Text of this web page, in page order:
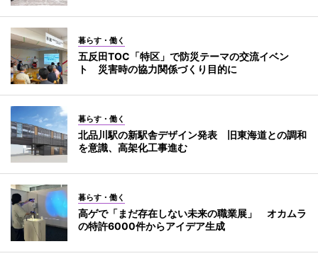
暮らす・働く
五反田TOC「特区」で防災テーマの交流イベン
ト 災害時の協力関係づくり目的に
暮らす・働く
北品川駅の新駅舎デザイン発表 旧東海道との調和
を意識、高架化工事進む
暮らす・働く
高ゲで「まだ存在しない未来の職業展」 オカムラ
の特許6000件からアイデア生成